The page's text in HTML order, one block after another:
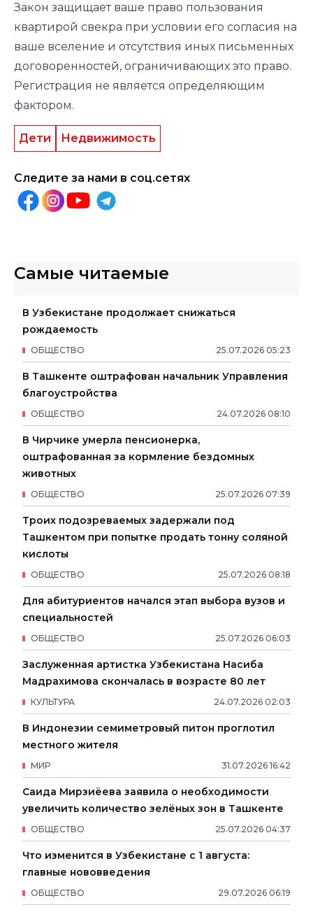
Закон защищает ваше право пользования
квартирой свекра при условии его согласия на
ваше вселение и отсутствия иных письменных
договоренностей, ограничивающих это право.
Регистрация не является определяющим
фактором.
Дети Недвижимость
Следите за нами в соц.сетях
Самые читаемые
В Узбекистане продолжает снижаться
рождаемость
25.07.2026 05:23
ОБЩЕСТВО
В Ташкенте оштрафован начальник Управления
благоустройства
24.07.2026 08:10
ОБЩЕСТВО
В Чирчике умерла пенсионерка,
оштрафованная за кормление бездомных
животных
25.07.2026 07:39
ОБЩЕСТВО
Троих подозреваемых задержали под
Ташкентом при попытке продать тонну соляной
кислоты
25.07.2026 08:18
ОБЩЕСТВО
Для абитуриентов начался этап выбора вузов и
специальностей
25.07.2026 06:03
ОБЩЕСТВО
Заслуженная артистка Узбекистана Насиба
Мадрахимова скончалась в возрасте 80 лет
24.07.2026 02:03
КУЛЬТУРА
В Индонезии семиметровый питон проглотил
местного жителя
31.07.2026 16:42
МИР
Саида Мирзиёева заявила о необходимости
увеличить количество зелёных зон в Ташкенте
25.07.2026 04:37
ОБЩЕСТВО
Что изменится в Узбекистане с 1 августа:
главные нововведения
29.07.2026 06:19
ОБЩЕСТВО